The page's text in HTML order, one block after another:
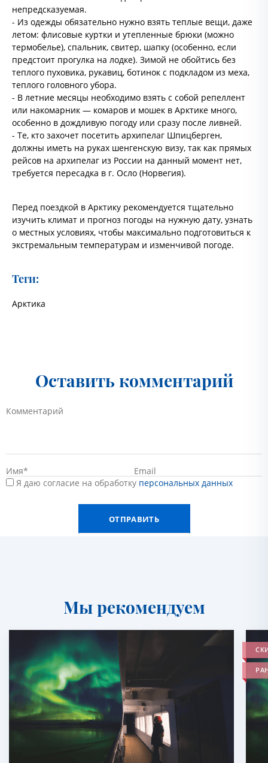
непредсказуемая.
- Из одежды обязательно нужно взять теплые вещи, даже
летом: флисовые куртки и утепленные брюки (можно
термобелье), спальник, свитер, шапку (особенно, если
предстоит прогулка на лодке). Зимой не обойтись без
теплого пуховика, рукавиц, ботинок с подкладом из меха,
теплого головного убора.
- В летние месяцы необходимо взять с собой репеллент
или накомарник — комаров и мошек в Арктике много,
особенно в дождливую погоду или сразу после ливней.
- Те, кто захочет посетить архипелаг Шпицберген,
должны иметь на руках шенгенскую визу, так как прямых
рейсов на архипелаг из России на данный момент нет,
требуется пересадка в г. Осло (Норвегия).
Перед поездкой в Арктику рекомендуется тщательно
изучить климат и прогноз погоды на нужную дату, узнать
о местных условиях, чтобы максимально подготовиться к
экстремальным температурам и изменчивой погоде.
Теги:
Арктика
Оставить комментарий
Я даю согласие на обработку персональных данных
Мы рекомендуем